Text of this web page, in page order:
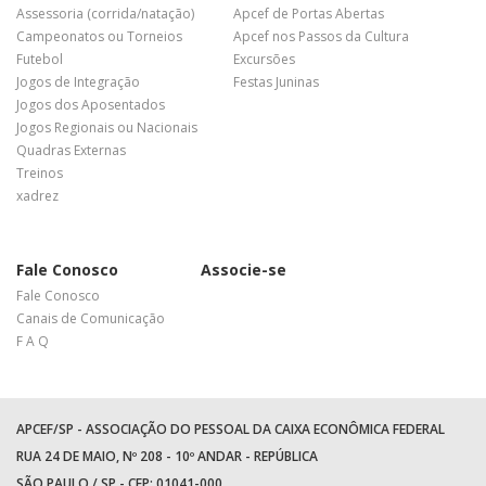
Assessoria (corrida/natação)
Campeonatos ou Torneios
Futebol
Jogos de Integração
Jogos dos Aposentados
Jogos Regionais ou Nacionais
Quadras Externas
Treinos
xadrez
Apcef de Portas Abertas
Apcef nos Passos da Cultura
Excursões
Festas Juninas
Fale Conosco
Fale Conosco
Canais de Comunicação
F A Q
Associe-se
APCEF/SP - ASSOCIAÇÃO DO PESSOAL DA CAIXA ECONÔMICA FEDERAL
RUA 24 DE MAIO, Nº 208 - 10º ANDAR - REPÚBLICA